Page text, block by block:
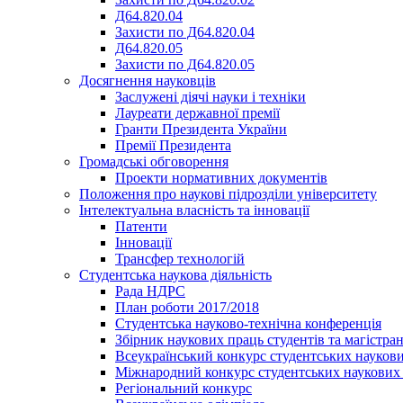
Д64.820.04
Захисти по Д64.820.04
Д64.820.05
Захисти по Д64.820.05
Досягнення науковців
Заслужені діячі науки і техніки
Лауреати державної премії
Гранти Президента України
Премії Президента
Громадськi обговорення
Проекти нормативних документів
Положення про наукові підрозділи університету
Інтелектуальна власність та інновації
Патенти
Інновації
Трансфер технологій
Студентська наукова діяльність
Рада НДРС
План роботи 2017/2018
Студентська науково-технічна конференція
Збірник наукових праць студентів та
Всеукраїнський конкурс студентських
Міжнародний конкурс студентських наукових
Регіональний конкурс